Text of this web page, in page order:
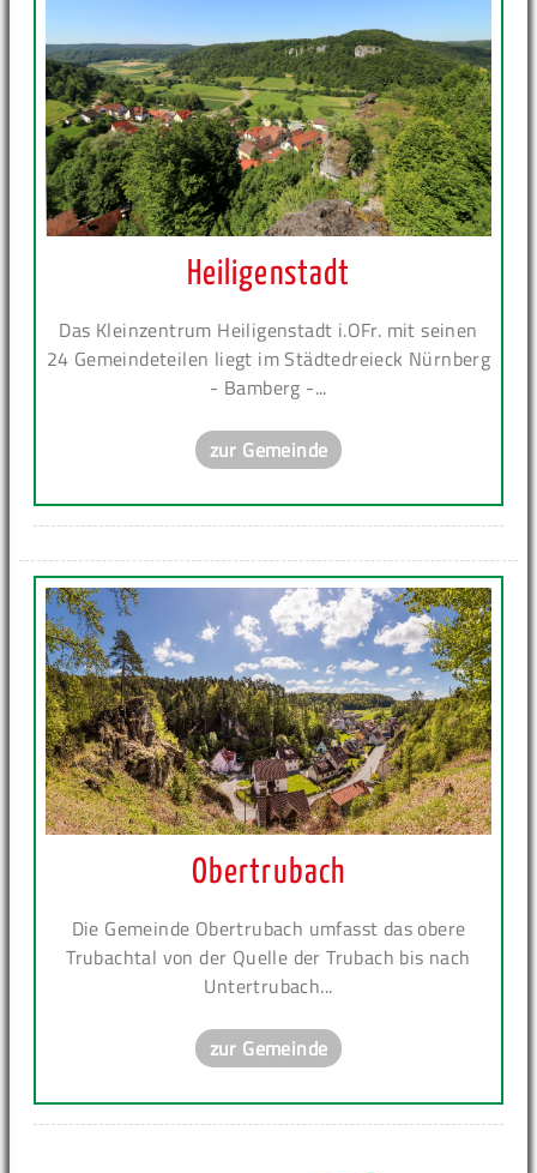
Heiligenstadt
Das Kleinzentrum Heiligenstadt i.OFr. mit seinen
24 Gemeindeteilen liegt im Städtedreieck Nürnberg
- Bamberg -...
zur Gemeinde
Obertrubach
Die Gemeinde Obertrubach umfasst das obere
Trubachtal von der Quelle der Trubach bis nach
Untertrubach...
zur Gemeinde